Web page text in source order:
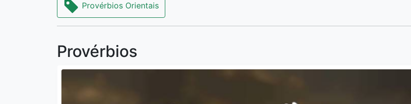
Provérbios Orientais
Provérbios